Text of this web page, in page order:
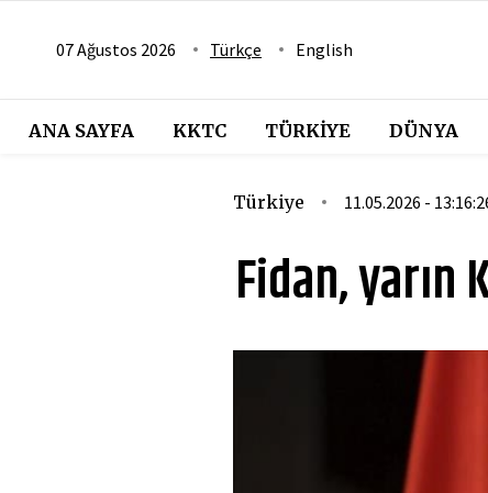
07 Ağustos 2026 Türkçe English
ANA SAYFA KKTC TÜRKIYE DÜNYA
Türkiye 11.05.2026 -
Fidan,